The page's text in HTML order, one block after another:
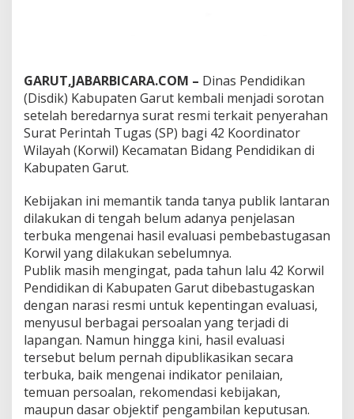
a
l
u
a
s
i
i
h
M
s
t
e
r
i
”
GARUT,JABARBICARA.COM – Dinas Pendidikan
(Disdik) Kabupaten Garut kembali menjadi sorotan
setelah beredarnya surat resmi terkait penyerahan
Surat Perintah Tugas (SP) bagi 42 Koordinator
Wilayah (Korwil) Kecamatan Bidang Pendidikan di
Kabupaten Garut.
Kebijakan ini memantik tanda tanya publik lantaran
dilakukan di tengah belum adanya penjelasan
terbuka mengenai hasil evaluasi pembebastugasan
Korwil yang dilakukan sebelumnya.
Publik masih mengingat, pada tahun lalu 42 Korwil
Pendidikan di Kabupaten Garut dibebastugaskan
dengan narasi resmi untuk kepentingan evaluasi,
menyusul berbagai persoalan yang terjadi di
lapangan. Namun hingga kini, hasil evaluasi
tersebut belum pernah dipublikasikan secara
terbuka, baik mengenai indikator penilaian,
temuan persoalan, rekomendasi kebijakan,
maupun dasar objektif pengambilan keputusan.